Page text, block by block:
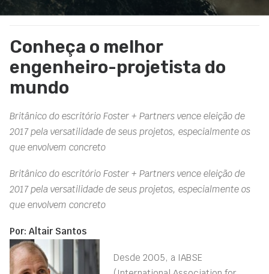
Conheça o melhor
engenheiro-projetista do
mundo
Britânico do escritório Foster + Partners vence eleição de
2017 pela versatilidade de seus projetos, especialmente os
que envolvem concreto
Britânico do escritório Foster + Partners vence eleição de
2017 pela versatilidade de seus projetos, especialmente os
que envolvem concreto
Por: Altair Santos
Desde 2005, a IABSE